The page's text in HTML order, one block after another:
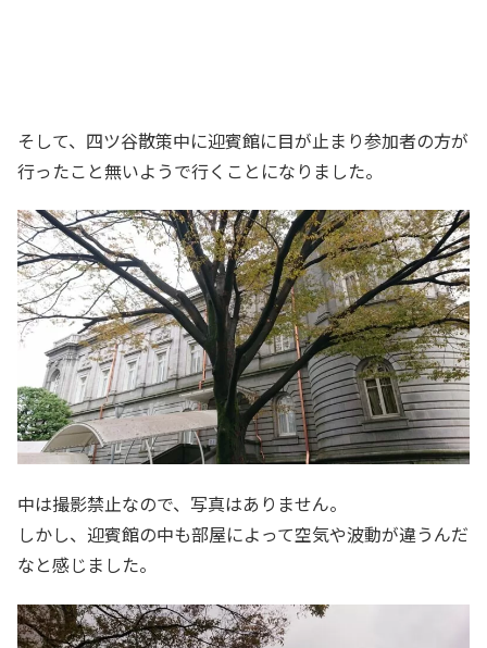
そして、四ツ谷散策中に迎賓館に目が止まり参加者の方が
行ったこと無いようで行くことになりました。
中は撮影禁止なので、写真はありません。
しかし、迎賓館の中も部屋によって空気や波動が違うんだ
なと感じました。